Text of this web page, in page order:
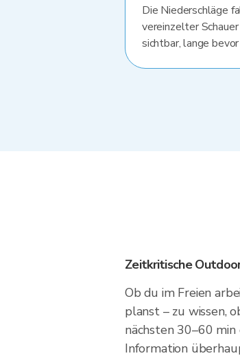
Die Niederschläge
vereinzelter
sichtbar, lange
Zeitkritische
Ob du im Freien
planst – zu wissen,
nächsten 30–60
Information